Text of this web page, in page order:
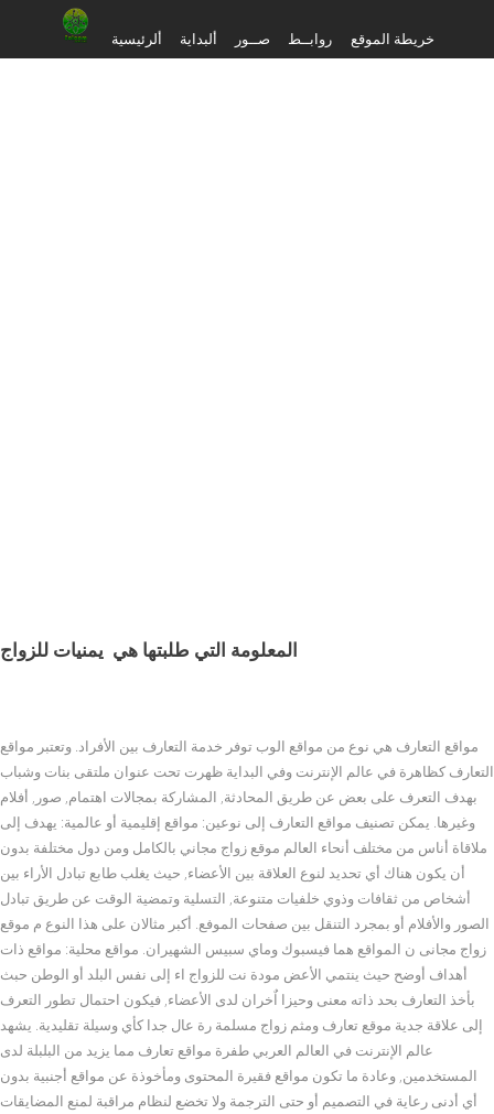
ألرئيسية ألبداية صــور روابــط خريطة الموقع
المعلومة التي طلبتها هي يمنيات للزواج
مواقع التعارف هي نوع من مواقع الوب توفر خدمة التعارف بين الأفراد. وتعتبر مواقع
التعارف كظاهرة في عالم الإنترنت وفي البداية ظهرت تحت عنوان ملتقى بنات وشباب
بهدف التعرف على بعض عن طريق المحادثة, المشاركة بمجالات اهتمام, صور, أفلام
وغيرها. يمكن تصنيف مواقع التعارف إلى نوعين: مواقع إقليمية أو عالمية: يهدف إلى
ملاقاة أناس من مختلف أنحاء العالم موقع زواج مجاني بالكامل ومن دول مختلفة بدون
أن يكون هناك أي تحديد لنوع العلاقة بين الأعضاء, حيث يغلب طابع تبادل الأراء بين
أشخاص من ثقافات وذوي خلفيات متنوعة, التسلية وتمضية الوقت عن طريق تبادل
الصور والأفلام أو بمجرد التنقل بين صفحات الموفع. أكبر مثالان على هذا النوع م موقع
زواج مجانى ن المواقع هما فيسبوك وماي سبيس الشهيران. مواقع محلية: مواقع ذات
أهداف أوضح حيث ينتمي الأعض مودة نت للزواج اء إلى نفس البلد أو الوطن حبث
بأخذ التعارف بحد ذاته معنى وحيزا اٌخران لدى الأعضاء, فيكون احتمال تطور التعرف
إلى علاقة جدية موقع تعارف ومثم زواج مسلمة رة عال جدا كأي وسيلة تقليدية. يشهد
عالم الإنترنت في العالم العربي طفرة مواقع تعارف مما يزيد من البلبلة لدى
المستخدمين, وعادة ما تكون مواقع فقيرة المحتوى ومأخوذة عن مواقع أجنبية بدون
أي أدنى رعاية في التصميم أو حتى الترجمة ولا تخضع لنظام مراقبة لمنع المضايقات